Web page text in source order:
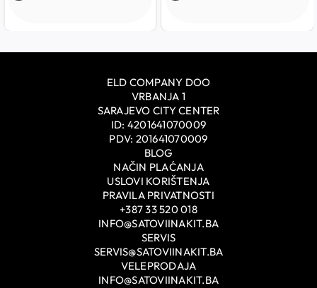
ELD COMPANY DOO
VRBANJA 1
SARAJEVO CITY CENTER
ID: 4201641070009
PDV: 201641070009
BLOG
NAČIN PLAĆANJA
USLOVI KORIŠTENJA
PRAVILA PRIVATNOSTI
+387 33 520 018
INFO@SATOVIINAKIT.BA
SERVIS
SERVIS@SATOVIINAKIT.BA
VELEPRODAJA
INFO@SATOVIINAKIT.BA